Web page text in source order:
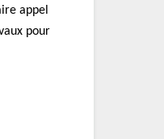
appel
pour